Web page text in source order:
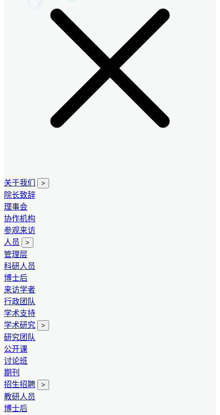
关于我们 >
院长致辞
理事会
协作机构
参观来访
人员
>
管理层
科研人员
博士后
来访学者
行政团队
学术支持
学术研究
>
研究团队
公开课
讨论班
期刊
招生招聘
>
教研人员
博士后